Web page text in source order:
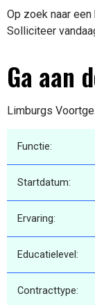
Op zoek naar
Solliciteer
Ga aan
Limburgs
Functie:
Startdatum:
Ervaring:
Educatielevel:
Contracttype: